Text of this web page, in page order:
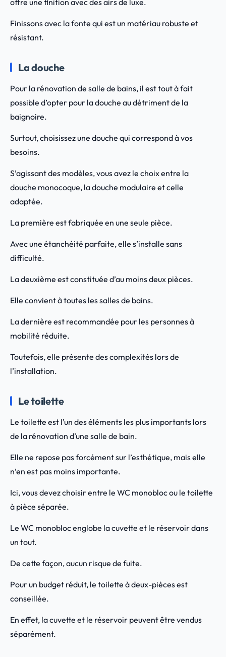
offre une finition avec des airs de luxe.
Finissons avec la fonte qui est un matériau robuste et
résistant.
La douche
Pour la rénovation de salle de bains, il est tout à fait
possible d’opter pour la douche au détriment de la
baignoire.
Surtout, choisissez une douche qui correspond à vos
besoins.
S’agissant des modèles, vous avez le choix entre la
douche monocoque, la douche modulaire et celle
adaptée.
La première est fabriquée en une seule pièce.
Avec une étanchéité parfaite, elle s’installe sans
difficulté.
La deuxième est constituée d’au moins deux pièces.
Elle convient à toutes les salles de bains.
La dernière est recommandée pour les personnes à
mobilité réduite.
Toutefois, elle présente des complexités lors de
l’installation.
Le toilette
Le toilette est l’un des éléments les plus importants lors
de la rénovation d’une salle de bain.
Elle ne repose pas forcément sur l’esthétique, mais elle
n’en est pas moins importante.
Ici, vous devez choisir entre le WC monobloc ou le toilette
à pièce séparée.
Le WC monobloc englobe la cuvette et le réservoir dans
un tout.
De cette façon, aucun risque de fuite.
Pour un budget réduit, le toilette à deux-pièces est
conseillée.
En effet, la cuvette et le réservoir peuvent être vendus
séparément.